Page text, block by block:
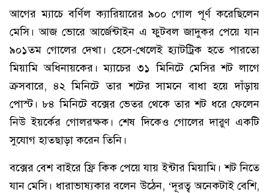
আগের ম্যাচে বর্ণিল ক্যারিয়ারের ৯০০ গোল পূর্ণ করেছিলেন
মেসি। আজ ভোরে আর্জেন্টাইন এ ফুটবল জাদুকর পেয়ে যান
৯০১তম গোলের দেখা। হেসে-খেলেই হ্যাটট্রিক হতে পারতো
মিয়ামি অধিনায়কের। ম্যাচের ৩১ মিনিটে মেসির শট লাগে
ক্রসবারে, ৪২ মিনিটে তার শটের সামনে বাধা হয়ে দাঁড়ায়
পোস্ট। ৮৪ মিনিটে বক্সের ভেতর থেকে তার শট ধরে ফেলেন
নিউ ইয়র্কের গোলরক্ষক। শেষ দিকেও গোলের দারুণ একটি
সুযোগ হাতছাড়া করেন তিনি।
বক্সের বেশ বাইরে ফ্রি কিক পেয়ে যায় ইন্টার মিয়ামি। শট নিতে
যান মেসি। ধারাভাষ্যকার বলেন উঠেন, ‘দূরত্ব অনেকটাই বেশি,